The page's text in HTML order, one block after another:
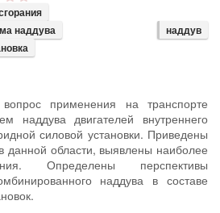
наддува
наддув
применения на транспорте
наддува двигателей внутреннего
силовой установки. Приведены
данной области, выявлены наиболее
Определены перспективы
наддува в составе